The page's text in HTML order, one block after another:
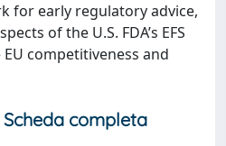
for early regulatory advice,
of the U.S. FDA’s EFS
competitiveness and
Scheda completa